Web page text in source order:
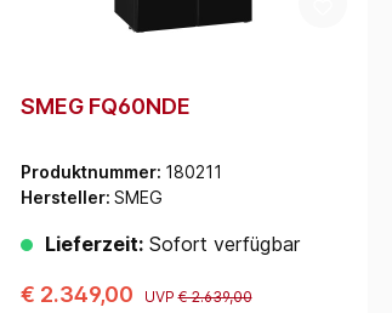
SMEG FQ60NDE
Produktnummer: 180211
Hersteller: SMEG
Lieferzeit:Sofort verfügbar
€ 2.349,00 UVP€ 2.639,00